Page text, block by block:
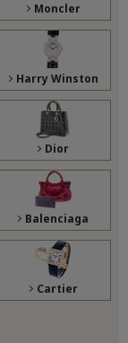
Moncler
Harry Winston
Dior
Balenciaga
Cartier